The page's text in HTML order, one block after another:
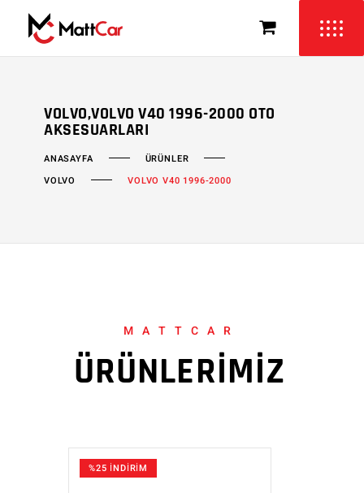
VOLVO,VOLVO V40 1996-2000 OTO
AKSESUARLARI
ANASAYFA
ÜRÜNLER
VOLVO
VOLVO V40 1996-2000
MATTCAR
ÜRÜNLERİMİZ
%25 İNDİRİM